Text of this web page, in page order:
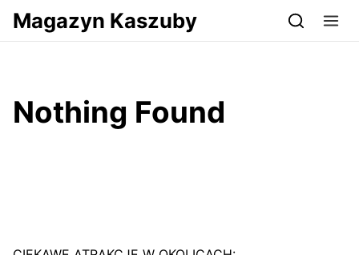
Przejdź do serwisu magazynkaszuby.pl
Magazyn Kaszuby
Nothing Found